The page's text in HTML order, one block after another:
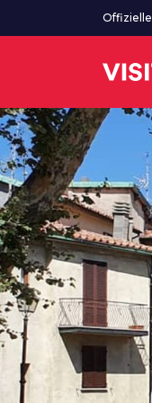
Zum Hauptinhalt